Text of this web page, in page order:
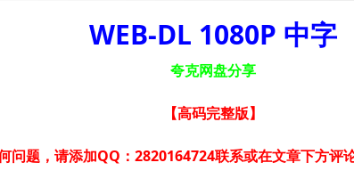
WEB-DL 1080P 中字
夸克网盘分享
【高码完整版】
问题，请添加QQ：2820164724联系或在文章下方评